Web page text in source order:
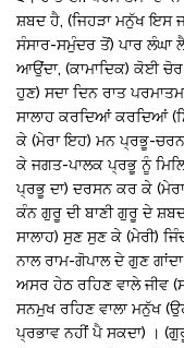
ਸ਼ਬਦ ਹੈ, (ਜਿਹੜਾ ਮਨੁੱਖ ਇਸ
ਸੰਸਾਰ-ਸਮੁੰਦਰ ਤੋਂ) ਪਾਰ ਲੰਘਾ
ਆਉਂਦਾ, (ਕਾਮਾਦਿਕ) ਕੋਈ ਚੋਰ
ਹੁਣ) ਸਦਾ ਦਿਨ ਰਾਤ
ਸਾਲਾਹ ਕਰਦਿਆਂ ਕਰਦਿਆਂ
ਕੇ (ਮੇਰਾ ਇਹ) ਮਨ ਪ੍ਰਭੂ-
ਕੇ ਜਗਤ-ਪਾਲਕ ਪ੍ਰਭੂ ਨੂੰ
ਪ੍ਰਭੂ ਦਾ) ਦਰਸਨ ਕਰ ਕੇ
ਕੰਨ ਗੁਰੂ ਦੀ ਬਾਣੀ ਗੁਰੂ ਦੇ
ਸਾਲਾਹ) ਸੁਣ ਸੁਣ ਕੇ (ਮੇਰੀ)
ਨਾਲ ਰਾਮ-ਗੋਪਾਲ ਦੇ ਗੁਣ
ਅਸਰ ਹੇਠ ਰਹਿਣ ਵਾਲੇ ਜੀਵ
ਸਨਮੁਖ ਰਹਿਣ ਵਾਲਾ ਮਨੁੱਖ
ਪ੍ਰਭਾਵ ਨਹੀਂ ਪੈ ਸਕਦਾ) ।